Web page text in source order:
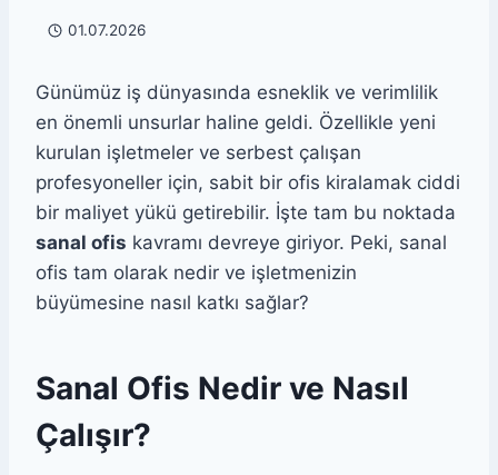
01.07.2026
Günümüz iş dünyasında esneklik ve verimlilik
en önemli unsurlar haline geldi. Özellikle yeni
kurulan işletmeler ve serbest çalışan
profesyoneller için, sabit bir ofis kiralamak ciddi
bir maliyet yükü getirebilir. İşte tam bu noktada
sanal ofis kavramı devreye giriyor. Peki, sanal
ofis tam olarak nedir ve işletmenizin
büyümesine nasıl katkı sağlar?
Sanal Ofis Nedir ve Nasıl
Çalışır?